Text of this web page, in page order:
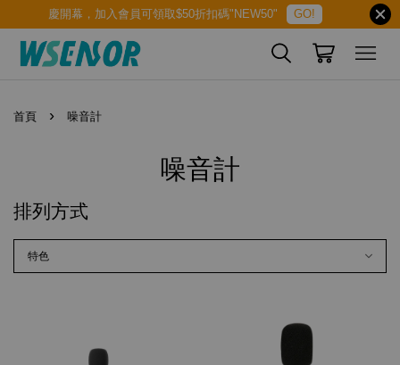
慶開幕，加入會員可領取$50折扣碼"NEW50" GO!
首頁 › 噪音計
噪音計
排列方式